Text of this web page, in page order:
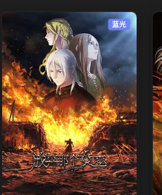
蓝光